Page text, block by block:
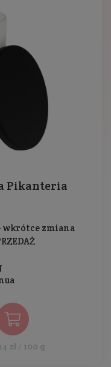
Pikanteria
wkrótce zmiana
zł / 100 g